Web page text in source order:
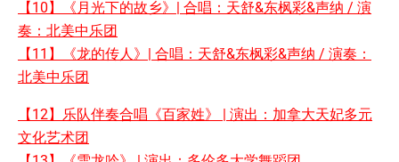
【10】《月光下的故乡》| 合唱：天舒&东枫彩&声纳 / 演
奏：北美中乐团
【11】《龙的传人》| 合唱：天舒&东枫彩&声纳 / 演奏：
北美中乐团
【12】乐队伴奏合唱《百家姓》 | 演出：加拿大天妃多元
文化艺术团